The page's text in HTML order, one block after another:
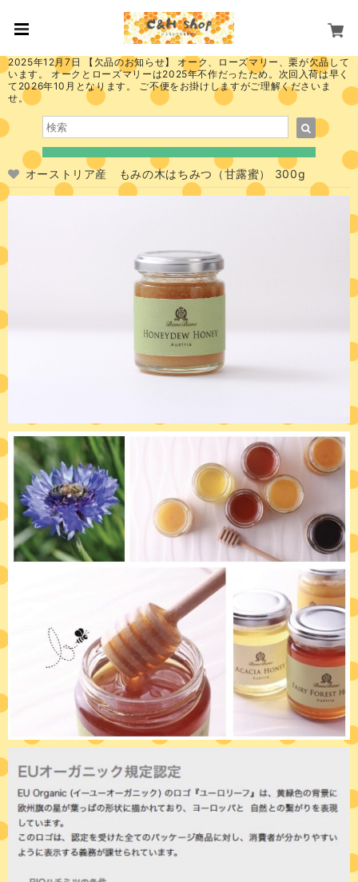
2025年12月7日 【欠品のお知らせ】 オーク、ローズマリー、栗が欠品して
います。 オークとローズマリーは2025年不作だったため。次回入荷は早く
て2026年10月となります。 ご不便をお掛けしますがご理解くださいま
せ。
オーストリア産 もみの木はちみつ（甘露蜜） 300g